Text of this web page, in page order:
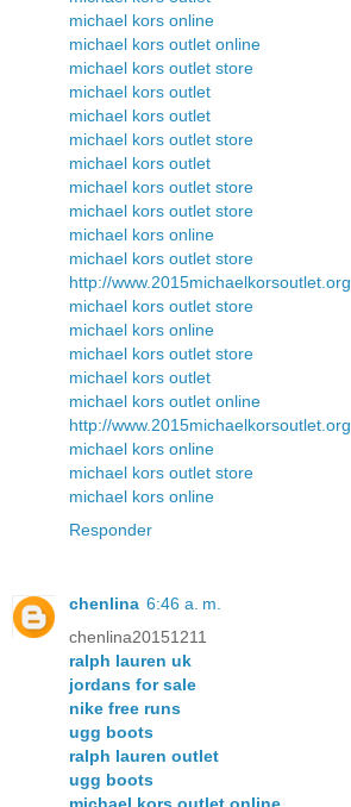
michael kors online
michael kors outlet online
michael kors outlet store
michael kors outlet
michael kors outlet
michael kors outlet store
michael kors outlet
michael kors outlet store
michael kors outlet store
michael kors online
michael kors outlet store
http://www.2015michaelkorsoutlet.org
michael kors outlet store
michael kors online
michael kors outlet store
michael kors outlet
michael kors outlet online
http://www.2015michaelkorsoutlet.org
michael kors online
michael kors outlet store
michael kors online
Responder
chenlina 6:46 a. m.
chenlina20151211
ralph lauren uk
jordans for sale
nike free runs
ugg boots
ralph lauren outlet
ugg boots
michael kors outlet online